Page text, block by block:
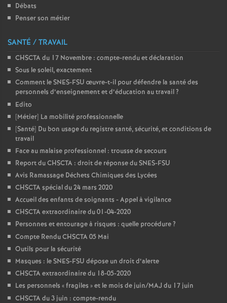
Débats
Penser son métier
SANTÉ / TRAVAIL
CHSCTA du 17 Novembre : compte-rendu et déclaration
Sous le soleil, exactement
Comment le SNES-FSU œuvre-t-il pour défendre la santé des
personnels d’enseignement et d’éducation au travail?
Edito
[Métier] La mobilité professionnelle
[Santé] Du bon usage du registre santé, sécurité, et conditions de
travail
Face au malaise professionnel : trousse de secours
Report du CHSCTA : droit de réponse du SNES-FSU
Avis Ramassage Déchets Chimiques des Lycées
CHSCTA spécial du 24 mars 2020
Accueil des enfants de soignants - Appel à vigilance
CHSCTA extraordinaire du 01-04-2020
Personnes et entourage à risques : quelle procédure?
Compte Rendu CHSCTA 05 Mai
Outils pour la sécurité
Masques : le SNES-FSU dépose un droit d’alerte
CHSCTA extraordinaire du 18-05-2020
Les personnels «fragiles » et le mois de juin/MAJ du 17 juin
CHSCTA du 3 juin : compte-rendu